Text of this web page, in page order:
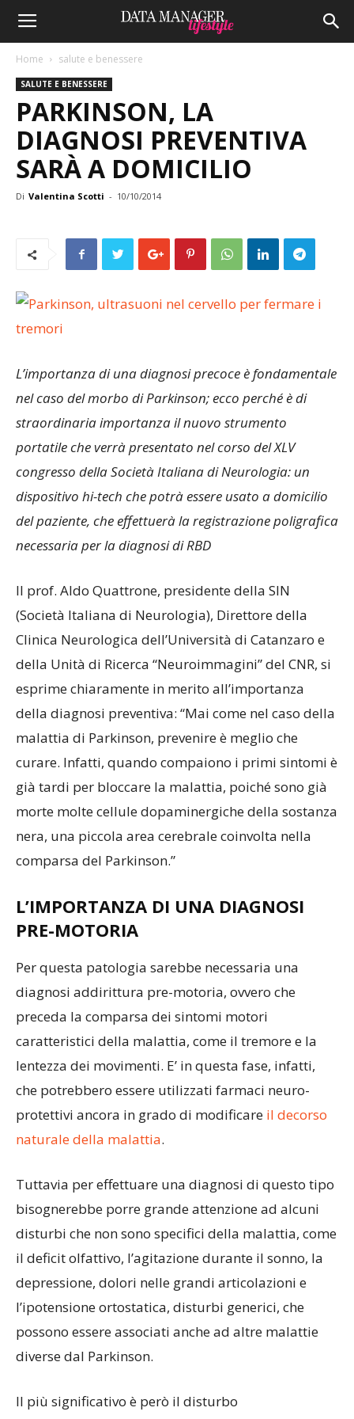
Home salute e benessere
SALUTE E BENESSERE
PARKINSON, LA
DIAGNOSI PREVENTIVA
SARÀ A DOMICILIO
Di Valentina Scotti - 10/10/2014
L’importanza di una diagnosi precoce è fondamentale
nel caso del morbo di Parkinson; ecco perché è di
straordinaria importanza il nuovo strumento
portatile che verrà presentato nel corso del XLV
congresso della Società Italiana di Neurologia: un
dispositivo hi-tech che potrà essere usato a domicilio
del paziente, che effettuerà la registrazione poligrafica
necessaria per la diagnosi di RBD
Il prof. Aldo Quattrone, presidente della SIN
(Società Italiana di Neurologia), Direttore della
Clinica Neurologica dell’Università di Catanzaro e
della Unità di Ricerca “Neuroimmagini” del CNR, si
esprime chiaramente in merito all’importanza
della diagnosi preventiva: “Mai come nel caso della
malattia di Parkinson, prevenire è meglio che
curare. Infatti, quando compaiono i primi sintomi è
già tardi per bloccare la malattia, poiché sono già
morte molte cellule dopaminergiche della sostanza
nera, una piccola area cerebrale coinvolta nella
comparsa del Parkinson.”
L’IMPORTANZA DI UNA DIAGNOSI
PRE-MOTORIA
Per questa patologia sarebbe necessaria una
diagnosi addirittura pre-motoria, ovvero che
preceda la comparsa dei sintomi motori
caratteristici della malattia, come il tremore e la
lentezza dei movimenti. E’ in questa fase, infatti,
che potrebbero essere utilizzati farmaci neuro-
protettivi ancora in grado di modificare il decorso
naturale della malattia.
Tuttavia per effettuare una diagnosi di questo tipo
bisognerebbe porre grande attenzione ad alcuni
disturbi che non sono specifici della malattia, come
il deficit olfattivo, l’agitazione durante il sonno, la
depressione, dolori nelle grandi articolazioni e
l’ipotensione ortostatica, disturbi generici, che
possono essere associati anche ad altre malattie
diverse dal Parkinson.
Il più significativo è però il disturbo